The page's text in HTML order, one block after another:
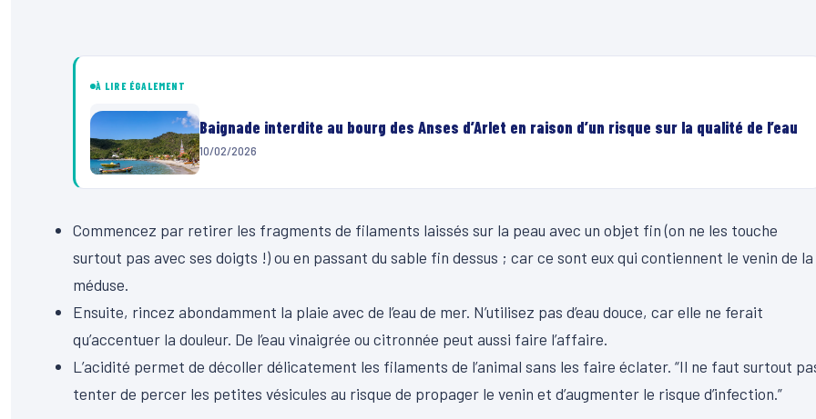
À LIRE ÉGALEMENT
Baignade interdite au bourg des Anses d’Arlet en raison d’un risque sur la qualité de l’eau
10/02/2026
Commencez par retirer les fragments de filaments laissés sur la peau avec un objet fin (on ne les touche
surtout pas avec ses doigts !) ou en passant du sable fin dessus ; car ce sont eux qui contiennent le venin de la
méduse.
Ensuite, rincez abondamment la plaie avec de l’eau de mer. N’utilisez pas d’eau douce, car elle ne ferait
qu’accentuer la douleur. De l’eau vinaigrée ou citronnée peut aussi faire l’affaire.
L’acidité permet de décoller délicatement les filaments de l’animal sans les faire éclater. “Il ne faut surtout
tenter de percer les petites vésicules au risque de propager le venin et d’augmenter le risque d’infection.”